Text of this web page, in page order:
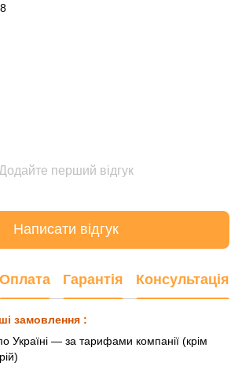
8
Додайте перший відгук
Написати відгук
Оплата Гарантія Консультація
замовлення :
— за тарифами компанії (крім